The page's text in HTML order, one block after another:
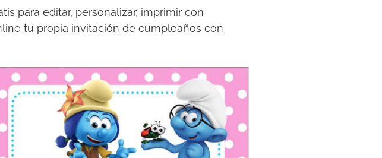
para editar, personalizar, imprimir con
tu propia invitación de cumpleaños con